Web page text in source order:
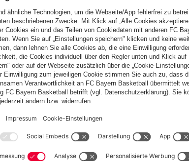
Titel zu gewinnen, die wir gewinnen können“, sagte
Pflichtspielsieg in Serie bedeutete. Im Achtelfinale
8. März 2023 auf Paris Saint-Germain und gastiert
geht die Bundesliga mit dem Auswärtsspiel bei
Wir wünschen allen teilnehmenden Spielern des